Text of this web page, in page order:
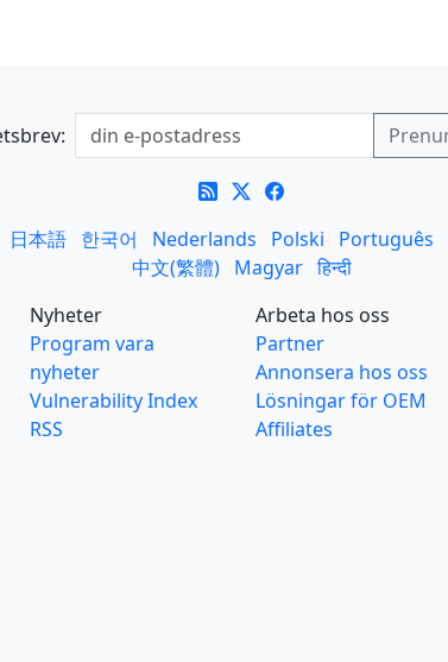
日本語 한국어 Nederlands Polski Português
中文(繁體)
Magyar हिन्दी
Nyheter
Program vara
nyheter
Vulnerability Index
RSS
Arbeta hos oss
Partner
Annonsera hos oss
Lösningar för OEM
Affiliates